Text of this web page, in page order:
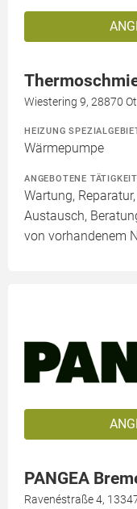
Wiestering 9, 28870
HEIZUNG
Wärmepumpe
ANGEBOTENE
Wartung,
Austausch,
von vorhandenem
PANGEA
Ravenéstraße 4,